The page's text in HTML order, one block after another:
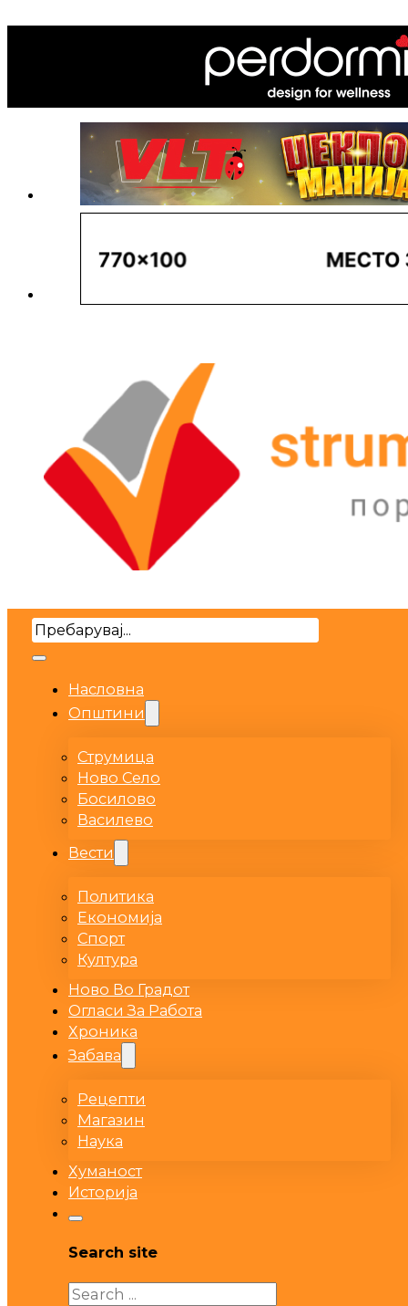
Search
Насловна
Општини
Струмица
Ново Село
Босилово
Василево
Вести
Политика
Економија
Спорт
Култура
Ново Во Градот
Огласи За Работа
Хроника
Забава
Рецепти
Магазин
Наука
Хуманост
Историја
Search site
Search